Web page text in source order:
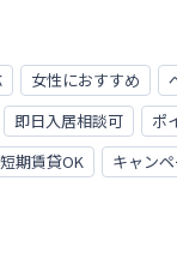
女性におすすめ
即日入居相談可
ポ
短期賃貸OK キャン